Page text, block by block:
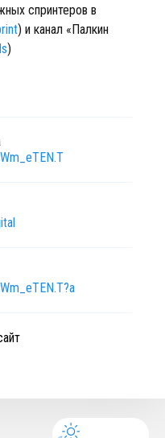
спринтеров в
) и канал «Палкин
)